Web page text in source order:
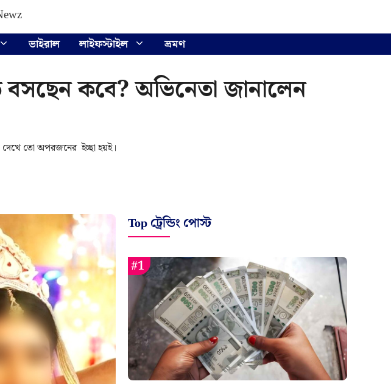
ভাইরাল লাইফস্টাইল ভ্রমণ
বসছেন কবে? অভিনেতা জানালেন
দেখে তো অপরজনের ইচ্ছা হয়ই।
Top ট্রেন্ডিং পোস্ট